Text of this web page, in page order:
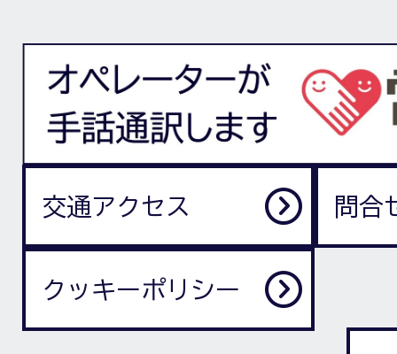
交通アクセス 問合
クッキーポリシー